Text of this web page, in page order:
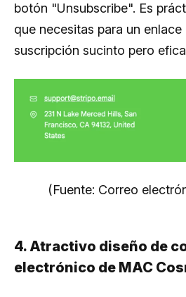
botón "Unsubscribe". Es
que necesitas para un
suscripción sucinto pero
(Fuente: Correo
4. Atractivo diseño de
electrónico de MAC